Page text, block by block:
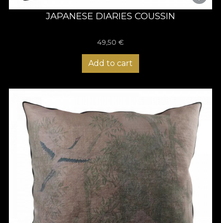
JAPANESE DIARIES COUSSIN
49,50 €
Add to cart